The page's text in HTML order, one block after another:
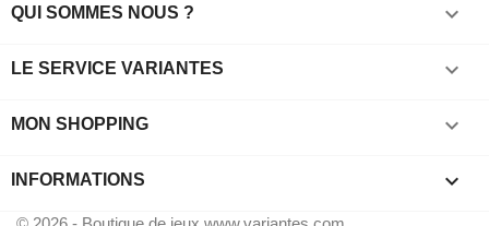
QUI SOMMES NOUS ? 
LE SERVICE VARIANTES 
MON SHOPPING 
INFORMATIONS keyboard_arrow_down